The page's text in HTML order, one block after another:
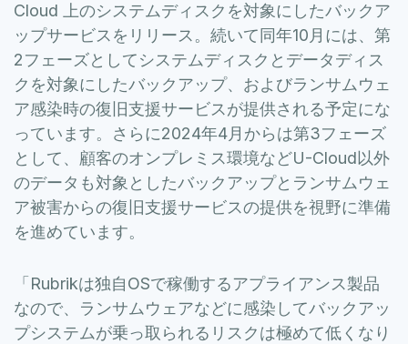
Cloud 上のシステムディスクを対象にしたバックア
ップサービスをリリース。続いて同年10月には、第
2フェーズとしてシステムディスクとデータディス
クを対象にしたバックアップ、およびランサムウェ
ア感染時の復旧支援サービスが提供される予定にな
っています。さらに2024年4月からは第3フェーズ
として、顧客のオンプレミス環境などU-Cloud以外
のデータも対象としたバックアップとランサムウェ
ア被害からの復旧支援サービスの提供を視野に準備
を進めています。
「Rubrikは独自OSで稼働するアプライアンス製品
なので、ランサムウェアなどに感染してバックアッ
プシステムが乗っ取られるリスクは極めて低くなり